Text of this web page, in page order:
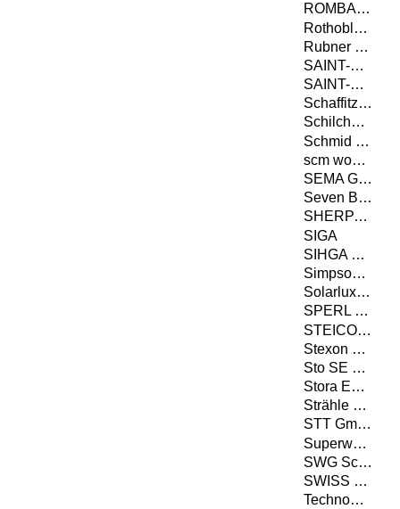
ROMBACH BAUHOLZ + ABBUND GMBH
Rothoblaas
Rubner Holding
SAINT-GOBAIN ISOVER G+H AG
SAINT-GOBAIN RIGIPS GMBH
Schaffitzel Holzindustrie GmbH + Co. KG
Schilcher Trading & Engineering GmbH
Schmid Schrauben Hainfeld GmbH
scm woodworking technology
SEMA GmbH
Seven Bel GmbH
SHERPA Connection Systems GmbH
SIGA
SIHGA GmbH
Simpson Strong-Tie GmbH
Solarlux GmbH
SPERL Werkzeugtechnik GmbH & Co. KG
STEICO SE
Stexon GmbH
Sto SE & Co. KGaA
Stora Enso Wood Products Oy Ltd
Strähle Raum-Systeme GmbH
STT GmbH
Superwood A/S
SWG Schraubenwerk Gaisbach GmbH
SWISS KRONO TEX GmbH & Co. KG
Technowood AG